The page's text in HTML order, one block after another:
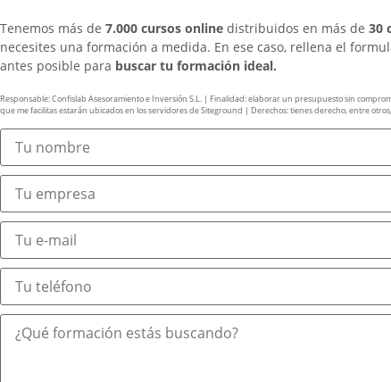
Tenemos más de 7.000 cursos online distribuidos en más de 30
necesites una formación a medida. En ese caso, rellena el
antes posible para buscar tu formación ideal.
Responsable: Confislab Asesoramiento e Inversión S.L. | Finalidad: elaborar un presupuesto sin
que me facilitas estarán ubicados en los servidores de Siteground | Derechos: tienes derecho, entre